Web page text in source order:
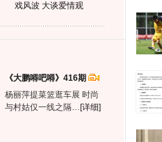
戏风波 大谈爱情观
《大鹏嘚吧嘚》416期
杨丽萍提菜篮逛车展 时尚
与村姑仅一线之隔… [详细]